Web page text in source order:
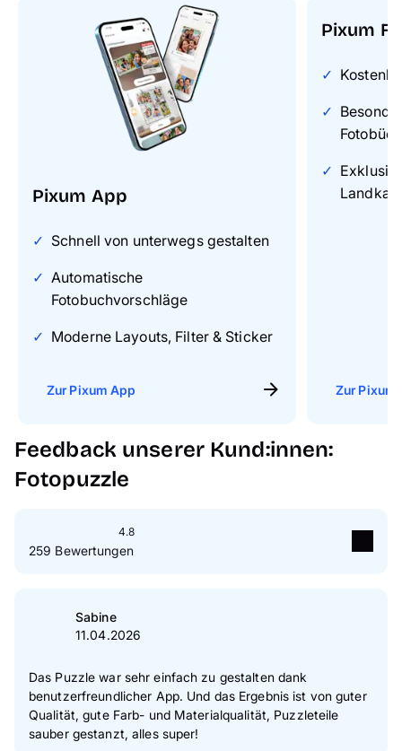
Pixum App
Schnell von unterwegs gestalten
Automatische
Fotobuchvorschläge
Moderne Layouts, Filter & Sticker
Zur Pixum App
Pixum
Zur Pixum
Feedback unserer Kund:innen:
Fotopuzzle
4.8
259 Bewertungen
Sterne
Sterne
2 Sterne
1 Sterne 1 %
Zur Echtheit der Bewertungen
Sabine
11.04.2026
Das Puzzle war sehr einfach zu gestalten dank
benutzerfreundlicher App. Und das Ergebnis ist von guter
Qualität, gute Farb- und Materialqualität, Puzzleteile
sauber gestanzt, alles super!